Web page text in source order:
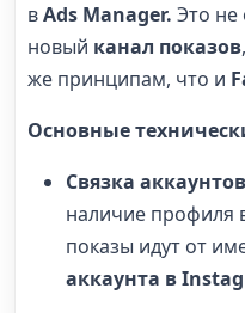
вAds Manager. Это не
новый канал показов
же принципам, что и
Основные
Связка
наличие профиля
показы идут от
аккаунта в